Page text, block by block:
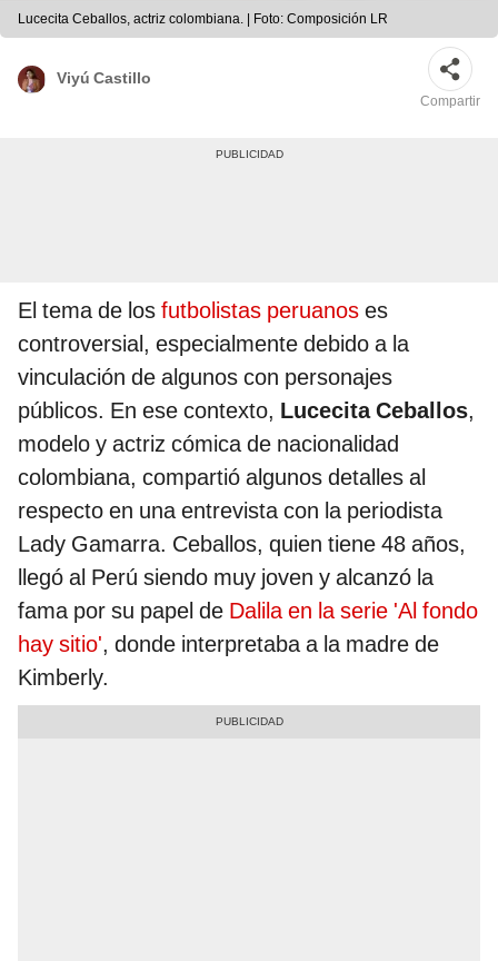
Lucecita Ceballos, actriz colombiana. | Foto: Composición LR
Viyú Castillo
Compartir
El tema de los futbolistas peruanos es
controversial, especialmente debido a la
vinculación de algunos con personajes
públicos. En ese contexto, Lucecita Ceballos,
modelo y actriz cómica de nacionalidad
colombiana, compartió algunos detalles al
respecto en una entrevista con la periodista
Lady Gamarra. Ceballos, quien tiene 48 años,
llegó al Perú siendo muy joven y alcanzó la
fama por su papel de Dalila en la serie 'Al fondo
hay sitio', donde interpretaba a la madre de
Kimberly.